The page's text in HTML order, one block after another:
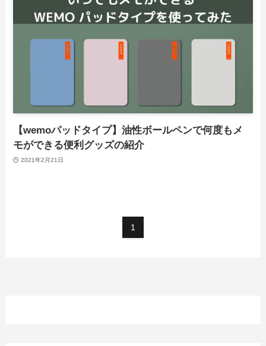
【wemoパッドタイプ】油性ボールペンで何度もメ
モができる便利グッズの紹介
2021年2月21日
1